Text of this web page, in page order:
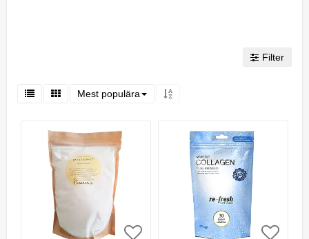
Filter
Mest populära